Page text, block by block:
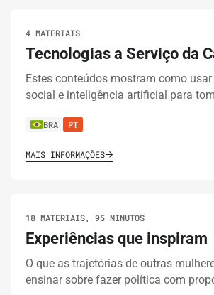
4 MATERIAIS
Tecnologias a Serviço da
Estes conteúdos mostram como
social e inteligência artificial para
BRA PT
MAIS INFORMAÇÕES
18 MATERIAIS, 95 MINUTOS
Experiências que inspiram
O que as trajetórias de outras
ensinar sobre fazer política com